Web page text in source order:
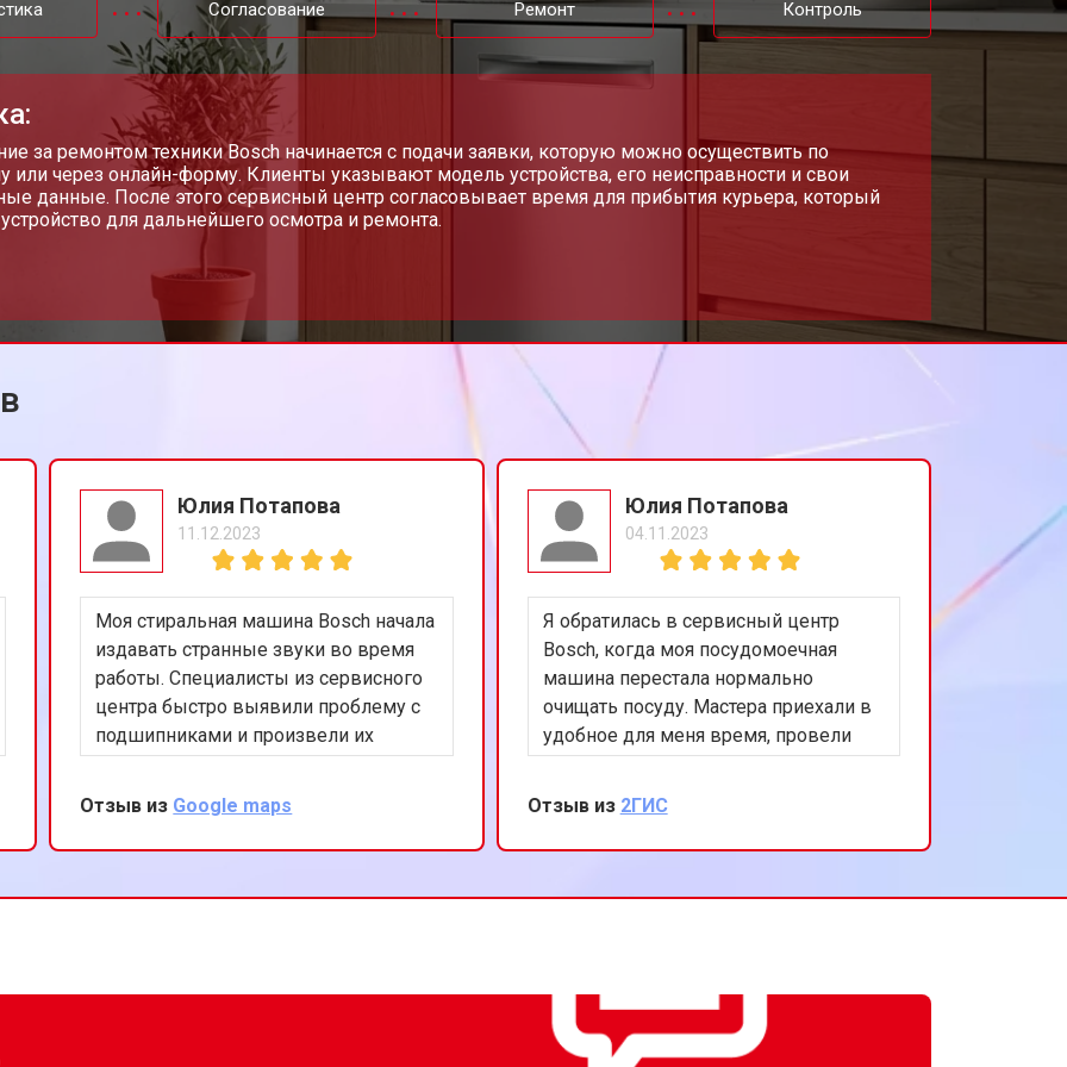
от 850 ₽
от 70 мин от 2200 ₽ Заказать
от 50 мин
от 1200 ₽
от 40 мин от 1200 ₽ Заказать
от 50 мин от 1100 ₽ Заказать
от 50 мин от 2450 ₽
от 1550 ₽
от 50 мин от 2000 ₽
от 1590 ₽
Согласование Ремонт Контроль
за ремонтом техники Bosch начинается с подачи заявки, которую можно осуществить по
или через онлайн-форму. Клиенты указывают модель устройства, его неисправности и свои
данные. После этого сервисный центр согласовывает время для прибытия курьера, который
для дальнейшего осмотра и ремонта.
Юлия Потапова
11.12.2023
Моя стиральная машина Bosch начала
издавать странные звуки во время
работы. Специалисты из сервисного
центра быстро выявили проблему с
подшипниками и произвели их
замену. Работа была выполнена
аккуратно и эффективно. Теперь
машина работает тихо и без
нареканий. Благодарю за ваш
Отзыв из Google maps
Юлия Потапова
04.11.2023
Я обратилась в сервисный центр
Bosch, когда моя посудомоечная
машина перестала нормально
очищать посуду. Мастера приехали в
удобное для меня время, провели
диагностику и заменили распылитель
воды. Теперь машина работает как
новая. Спасибо за вашу
внимательность и качественный
Отзыв из 2ГИС